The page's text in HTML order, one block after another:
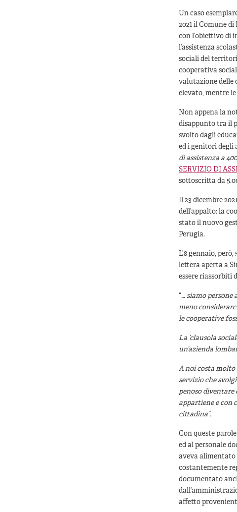
Un caso
2021 il Comune
con l’obiettivo di
l’assistenza
sociali del
cooperativa
valutazione delle
elevato, mentre
Non appena la
disappunto tra il
svolto dagli
ed i genitori degli
di assistenza a
SERVIZIO DI
sottoscritta da
Il 23 dicembre
dell’appalto: la
stato il nuovo
Perugia.
L’8 gennaio,
lettera aperta a
essere riassorbiti
“… siamo persone
meno
le cooperative
La ‘clausola
un’azienda
A noi costa molto
servizio che
penoso
appartiene e con
cittadina”.
Con queste
ed al personale
aveva alimentato
costantemente
documentato
affetto